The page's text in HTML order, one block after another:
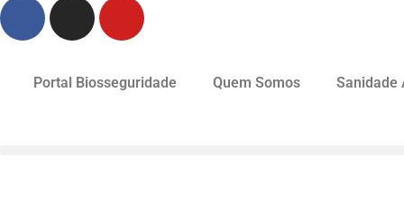
Portal Biosseguridade Quem Somos Sanidade